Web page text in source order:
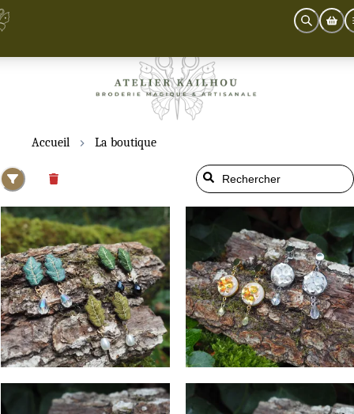
Accueil La boutique
Les Feuilles Vagabondes
Boucles d'Oreilles
59€
Floraison Éthérée
Boucles d'Oreilles
39€